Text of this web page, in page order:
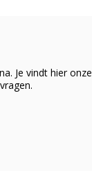
Je vindt hier onze